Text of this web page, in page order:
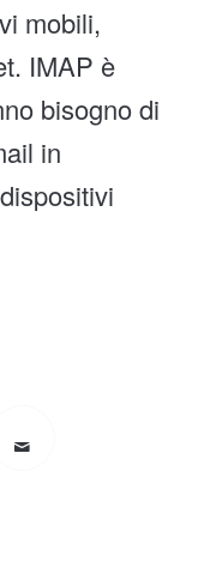
mobili,
IMAP è
bisogno di
in